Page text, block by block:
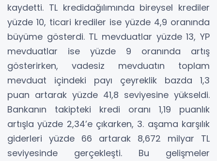
kaydetti. TL kredidağılımında bireysel krediler
yüzde 10, ticari krediler ise yüzde 4,9 oranında
büyüme gösterdi. TL mevduatlar yüzde 13, YP
mevduatlar ise yüzde 9 oranında artış
gösterirken, vadesiz mevduatın toplam
mevduat içindeki payı çeyreklik bazda 1,3
puan artarak yüzde 41,8 seviyesine yükseldi.
Bankanın takipteki kredi oranı 1,19 puanlık
artışla yüzde 2,34’e çıkarken, 3. aşama karşılık
giderleri yüzde 66 artarak 8,672 milyar TL
seviyesinde gerçekleşti. Bu gelişmeler